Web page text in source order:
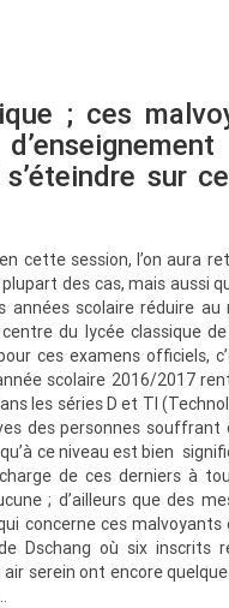
; ces
sur
cette session, l’on aura
des cas, mais aussi
scolaire réduire
du lycée classique
ces examens officiels,
scolaire 2016/2017
les séries D et TI
des personnes
ce niveau est bien
de ces derniers à
; d’ailleurs que des
concerne ces
Dschang où six inscrits
serein ont encore
pour
de